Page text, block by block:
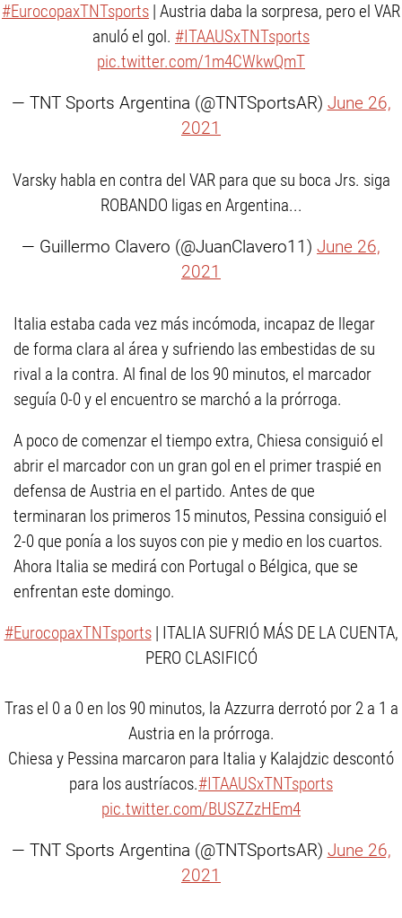
#EurocopaxTNTsports | Austria daba la sorpresa, pero el VAR
anuló el gol. #ITAAUSxTNTsports
pic.twitter.com/1m4CWkwQmT
— TNT Sports Argentina (@TNTSportsAR) June 26,
2021
Varsky habla en contra del VAR para que su boca Jrs. siga
ROBANDO ligas en Argentina...
— Guillermo Clavero (@JuanClavero11) June 26,
2021
Italia estaba cada vez más incómoda, incapaz de llegar
de forma clara al área y sufriendo las embestidas de su
rival a la contra. Al final de los 90 minutos, el marcador
seguía 0-0 y el encuentro se marchó a la prórroga.
A poco de comenzar el tiempo extra, Chiesa consiguió el
abrir el marcador con un gran gol en el primer traspié en
defensa de Austria en el partido. Antes de que
terminaran los primeros 15 minutos, Pessina consiguió el
2-0 que ponía a los suyos con pie y medio en los cuartos.
Ahora Italia se medirá con Portugal o Bélgica, que se
enfrentan este domingo.
#EurocopaxTNTsports| ITALIA SUFRIÓ MÁS DE LA CUENTA,
PERO CLASIFICÓ
Tras el 0 a 0 en los 90 minutos, la Azzurra derrotó por 2 a 1 a
Austria en la prórroga.
Chiesa y Pessina marcaron para Italia y Kalajdzic descontó
para los austríacos.#ITAAUSxTNTsports
pic.twitter.com/BUSZZzHEm4
— TNT Sports Argentina (@TNTSportsAR) June 26,
2021